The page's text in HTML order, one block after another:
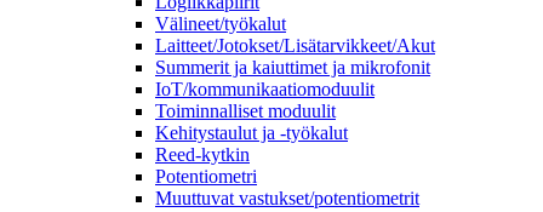
Välineet/työkalut
Laitteet/Jotokset/Lisätarvikkeet/Akut
Summerit ja kaiuttimet ja mikrofonit
IoT/kommunikaatiomoduulit
Toiminnalliset moduulit
Kehitystaulut ja -työkalut
Reed-kytkin
Potentiometri
Muuttuvat vastukset/potentiometrit